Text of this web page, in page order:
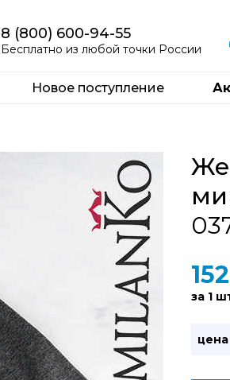
152
за 1
8 (800) 600-94-55
Бесплатно из любой точки России
Новое поступление